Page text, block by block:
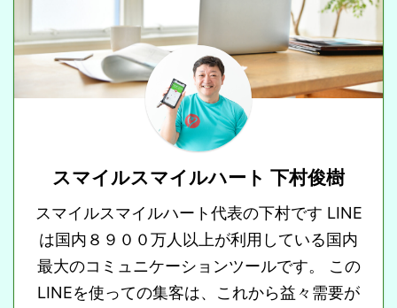
スマイルスマイルハート 下村俊樹
スマイルスマイルハート代表の下村です LINE
は国内８９００万人以上が利用している国内
最大のコミュニケーションツールです。 この
LINEを使っての集客は、これから益々需要が